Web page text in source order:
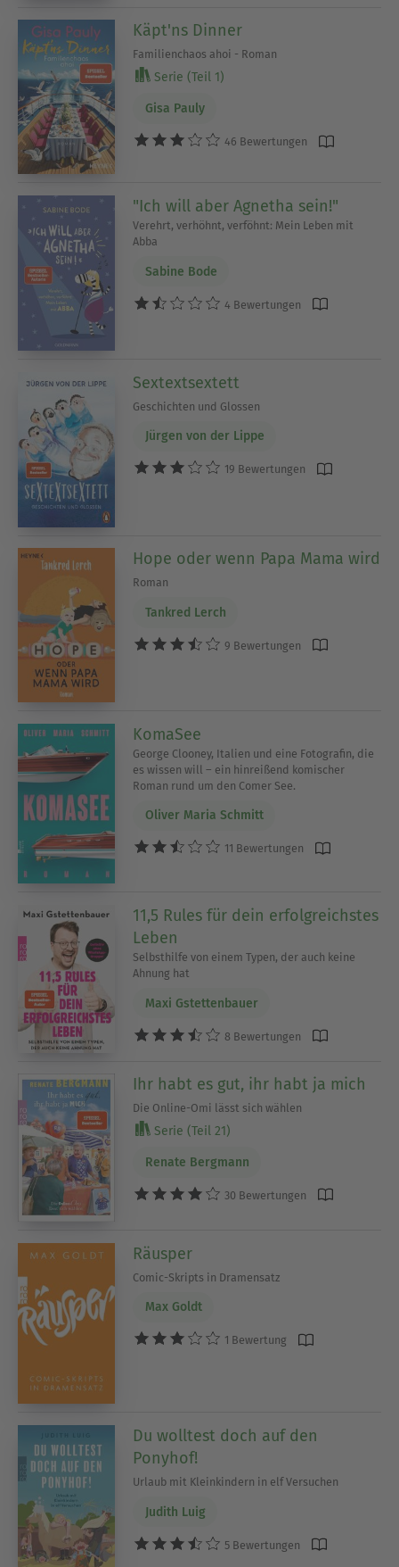
Käpt'ns Dinner
Familienchaos ahoi - Roman
Serie (Teil 1)
Gisa Pauly
46 Bewertungen
"Ich will aber Agnetha sein!"
Verehrt, verhöhnt, verföhnt: Mein Leben mit
Abba
Sabine Bode
4 Bewertungen
Sextextsextett
Geschichten und Glossen
Jürgen von der Lippe
19 Bewertungen
Hope oder wenn Papa Mama wird
Roman
Tankred Lerch
9 Bewertungen
KomaSee
George Clooney, Italien und eine Fotografin, die
es wissen will – ein hinreißend komischer
Roman rund um den Comer See.
Oliver Maria Schmitt
11 Bewertungen
11,5 Rules für dein erfolgreichstes
Leben
Selbsthilfe von einem Typen, der auch keine
Ahnung hat
Maxi Gstettenbauer
8 Bewertungen
Ihr habt es gut, ihr habt ja mich
Die Online-Omi lässt sich wählen
Serie (Teil 21)
Renate Bergmann
30 Bewertungen
Räusper
Comic-Skripts in Dramensatz
Max Goldt
1 Bewertung
Du wolltest doch auf den
Ponyhof!
Urlaub mit Kleinkindern in elf Versuchen
Judith Luig
5 Bewertungen